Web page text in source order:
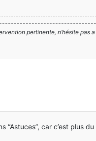
pertinente, n’hésite pas
“Astuces”, car c’est plus